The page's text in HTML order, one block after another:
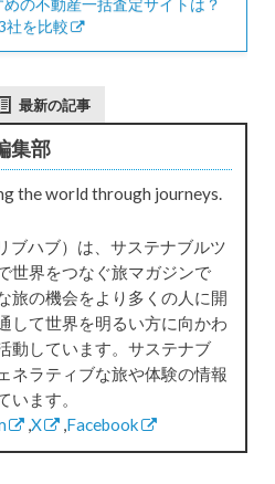
社を比較
最新の記事
集部
the world through journeys.
ブハブ）は、サステナブルツ
世界をつなぐ旅マガジンで
旅の機会をより多くの人に開
して世界を明るい方に向かわ
動しています。サステナブ
ネラティブな旅や体験の情報
います。
X Facebook